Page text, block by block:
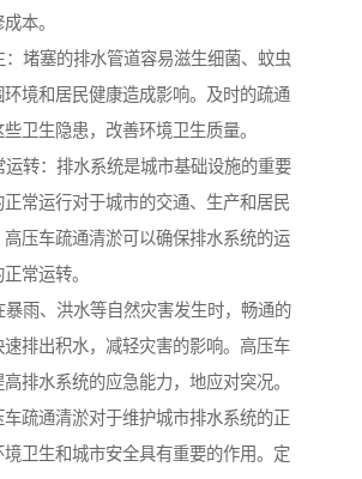
本。
：堵塞的排水管道容易滋生细菌、蚊虫
境和居民健康造成影响。及时的疏通
卫生隐患，改善环境卫生质量。
运转：排水系统是城市基础设施的重要
常运行对于城市的交通、生产和居民
高压车疏通清淤可以确保排水系统的运
常运转。
暴雨、洪水等自然灾害发生时，畅通的
排出积水，减轻灾害的影响。高压车
排水系统的应急能力，地应对突况。
疏通清淤对于维护城市排水系统的正
境卫生和城市安全具有重要的作用。定